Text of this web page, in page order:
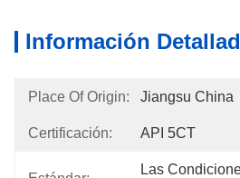
Información
Place Of Origin: Jiangsu China
Certificación: API 5CT
Las